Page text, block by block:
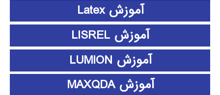
آموزش Latex
آموزش LISREL
آموزش LUMION
آموزش MAXQDA